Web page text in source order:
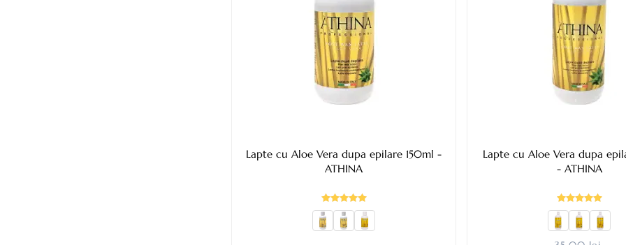
Lapte cu Aloe Vera dupa epilare 150ml -
ATHINA
Lapte cu Aloe Vera dupa
- ATHINA